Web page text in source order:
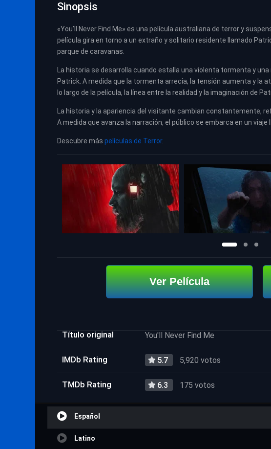
Sinopsis
«You’ll Never Find Me» es una película australiana de terror y
película gira en torno a un extraño y solitario residente llamado
parque de caravanas.
La historia se desarrolla cuando estalla una violenta tormenta y
Patrick. A medida que la tormenta arrecia, la tensión aumenta y la
lo largo de la película, la línea entre la realidad y la imaginación de
La historia y la apariencia del visitante cambian constantemente,
A medida que avanza la narración, el público se embarca en un
Descubre más películas de Terror.
Ver Película
Título original You'll Never Find Me
IMDb Rating 5.7 5,920 votos
TMDb Rating 6.3 175 votos
Español
Latino